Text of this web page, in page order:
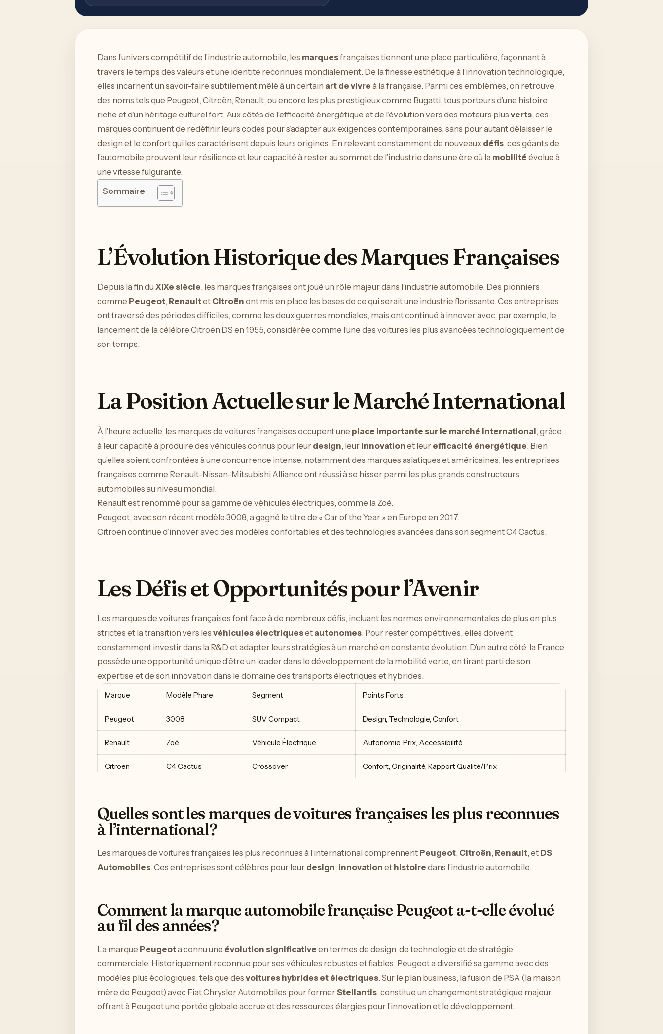
Dans l’univers compétitif de l’industrie automobile, les marquesfrançaises tiennent une place particulière, façonnant à
travers le temps des valeurs et une identité reconnues mondialement. De la finesse esthétique à l’innovation technologique,
elles incarnent un savoir-faire subtilement mêlé à un certain art de vivre à la française. Parmi ces emblèmes, on retrouve
des noms tels que Peugeot, Citroën, Renault, ou encore les plus prestigieux comme Bugatti, tous porteurs d’une histoire
riche et d’un héritage culturel fort. Aux côtés de l’efficacité énergétique et de l’évolution vers des moteurs plus verts, ces
marques continuent de redéfinir leurs codes pour s’adapter aux exigences contemporaines, sans pour autant délaisser le
design et le confort qui les caractérisent depuis leurs origines. En relevant constamment de nouveaux défis, ces géants de
l’automobile prouvent leur résilience et leur capacité à rester au sommet de l’industrie dans une ère où la mobilité évolue à
une vitesse fulgurante.
Sommaire
L’Évolution Historique des Marques Françaises
Depuis la fin du XIXe siècle, les marques françaises ont joué un rôle majeur dans l’industrie automobile. Des pionniers
comme Peugeot, Renaultet Citroën ont mis en place les bases de ce qui serait une industrie florissante. Ces entreprises
ont traversé des périodes difficiles, comme les deux guerres mondiales, mais ont continué à innover avec, par exemple, le
lancement de la célèbre Citroën DS en 1955, considérée comme l’une des voitures les plus avancées technologiquement de
son temps.
La Position Actuelle sur le Marché International
À l’heure actuelle, les marques de voitures françaises occupent une place importante sur le marché international, grâce
à leur capacité à produire des véhicules connus pour leur design, leur innovation et leur efficacité énergétique. Bien
qu’elles soient confrontées à une concurrence intense, notamment des marques asiatiques et américaines, les entreprises
françaises comme Renault-Nissan-Mitsubishi Alliance ont réussi à se hisser parmi les plus grands constructeurs
automobiles au niveau mondial.
Renault est renommé pour sa gamme de véhicules électriques, comme la Zoé.
Peugeot, avec son récent modèle 3008, a gagné le titre de « Car of the Year » en Europe en 2017.
Citroën continue d’innover avec des modèles confortables et des technologies avancées dans son segment C4 Cactus.
Les Défis et Opportunités pour l’Avenir
Les marques de voitures françaises font face à de nombreux défis, incluant les normes environnementales de plus en plus
strictes et la transition vers les véhicules électriqueset autonomes. Pour rester compétitives, elles doivent
constamment investir dans la R&D et adapter leurs stratégies à un marché en constante évolution. D’un autre côté, la France
possède une opportunité unique d’être un leader dans le développement de la mobilité verte, en tirant parti de son
expertise et de son innovation dans le domaine des transports électriques et hybrides.
Marque Modèle Phare Segment Points Forts
Peugeot 3008 SUV Compact Design, Technologie, Confort
Renault Zoé Véhicule Électrique Autonomie, Prix, Accessibilité
Citroën C4 Cactus Crossover Confort, Originalité, Rapport Qualité/Prix
Quelles sont les marques de voitures françaises les plus reconnues
à l’international?
Les marques de voitures françaises les plus reconnues à l’international comprennent Peugeot, Citroën, Renault, et DS
Automobiles. Ces entreprises sont célèbres pour leur design, innovation et histoire dans l’industrie automobile.
Comment la marque automobile française Peugeot a-t-elle évolué
au fil des années?
La marque Peugeota connu une évolution significative en termes de design, de technologie et de stratégie
commerciale. Historiquement reconnue pour ses véhicules robustes et fiables, Peugeot a diversifié sa gamme avec des
modèles plus écologiques, tels que des voitures hybrides et électriques. Sur le plan business, la fusion de PSA (la maison
mère de Peugeot) avec Fiat Chrysler Automobiles pour formerStellantis, constitue un changement stratégique majeur,
offrant à Peugeot une portée globale accrue et des ressources élargies pour l’innovation et le développement.